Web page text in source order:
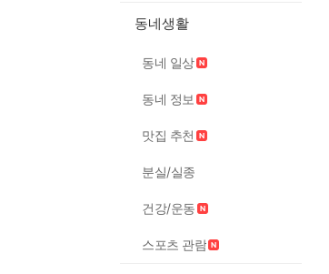
동네생활
동네 일상
동네 정보
맛집 추천
분실/실종
건강/운동
스포츠 관람